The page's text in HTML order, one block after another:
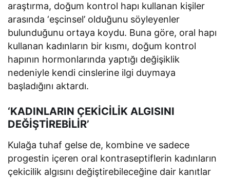
araştırma, doğum kontrol hapı kullanan kişiler
arasında ‘eşcinsel’ olduğunu söyleyenler
bulunduğunu ortaya koydu. Buna göre, oral hapı
kullanan kadınların bir kısmı, doğum kontrol
hapının hormonlarında yaptığı değişiklik
nedeniyle kendi cinslerine ilgi duymaya
başladığını aktardı.
‘KADINLARIN ÇEKİCİLİK ALGISINI
DEĞİŞTİREBİLİR’
Kulağa tuhaf gelse de, kombine ve sadece
progestin içeren oral kontraseptiflerin kadınların
çekicilik algısını değiştirebileceğine dair kanıtlar